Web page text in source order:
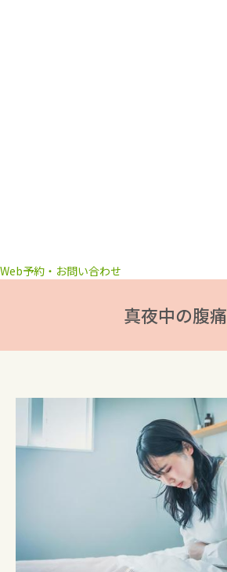
Web予約・お問い合わせ
真夜中の腹痛